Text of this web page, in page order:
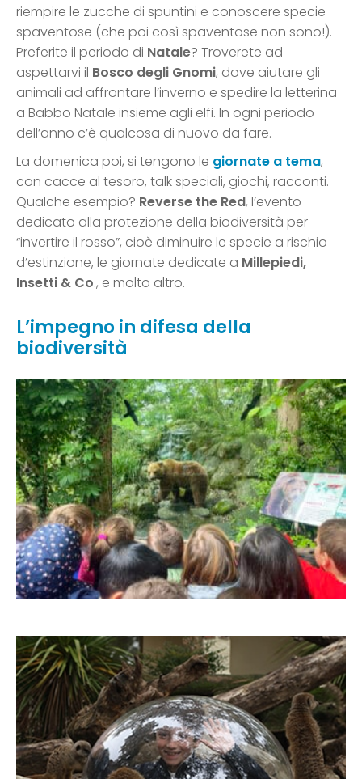
riempire le zucche di spuntini e conoscere specie
spaventose (che poi così spaventose non sono!).
Preferite il periodo di Natale? Troverete ad
aspettarvi il Bosco degli Gnomi, dove aiutare gli
animali ad affrontare l’inverno e spedire la letterina
a Babbo Natale insieme agli elfi. In ogni periodo
dell’anno c’è qualcosa di nuovo da fare.
La domenica poi, si tengono le giornate a tema,
con cacce al tesoro, talk speciali, giochi, racconti.
Qualche esempio? Reverse the Red, l’evento
dedicato alla protezione della biodiversità per
“invertire il rosso”, cioè diminuire le specie a rischio
d’estinzione, le giornate dedicate a Millepiedi,
Insetti & Co., e molto altro.
L’impegno in difesa della
biodiversità